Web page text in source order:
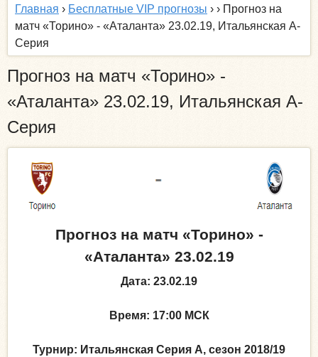
Главная › Бесплатные VIP прогнозы › › Прогноз на
матч «Торино» - «Аталанта» 23.02.19, Итальянская А-
Серия
Прогноз на матч «Торино» -
«Аталанта» 23.02.19, Итальянская А-
Серия
Прогноз на матч «Торино» -
«Аталанта» 23.02.19
Дата: 23.02.19
Время: 17:00 МСК
Турнир: Итальянская Серия А, сезон 2018/19